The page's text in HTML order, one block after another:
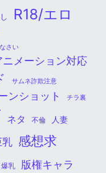
R18/エロ
さい
ニメーション対応
サムネ詐欺注意
ンショット チラ裏
ネタ 不倫 人妻
乳 感想求
爆乳 版権キャラ